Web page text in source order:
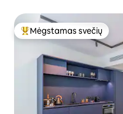
Svečių mėgstamiausias
Mėgstamas svečių